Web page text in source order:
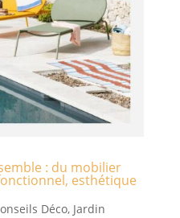
: du mobilier
esthétique
Déco, Jardin